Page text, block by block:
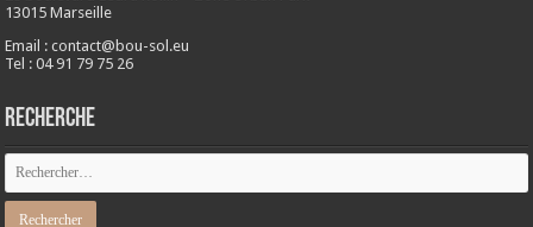
13015 Marseille
Email : contact@bou-sol.eu
Tel : 04 91 79 75 26
RECHERCHE